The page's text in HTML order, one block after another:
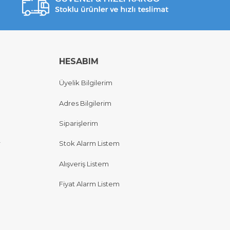
HESABIM
Üyelik Bilgilerim
Adres Bilgilerim
Siparişlerim
Stok Alarm Listem
Alışveriş Listem
Fiyat Alarm Listem